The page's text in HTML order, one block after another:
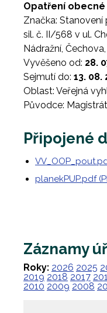
Opatření
Značka:
sil. č. II/568 v ul.
Nádražní,
Vyvěšeno od: 28.
Sejmutí do: 13. 08.
Oblast: Veřejná
Původce:
Připojené
planekPUP.pdf
Záznamy
Roky: 2026 2025
2019 2018 2017
2010 2009 2008